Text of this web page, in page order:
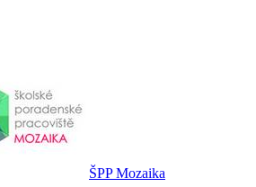
ŠPP Mozaika